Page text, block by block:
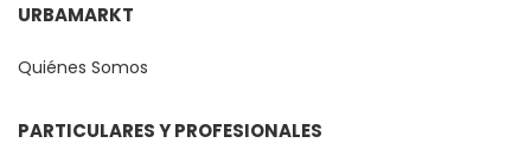
URBAMARKT
Quiénes Somos
PARTICULARES Y PROFESIONALES